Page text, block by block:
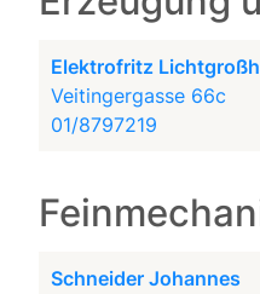
Elektrofritz
Veitingergasse 66c
01/8797219
Schneider Johannes